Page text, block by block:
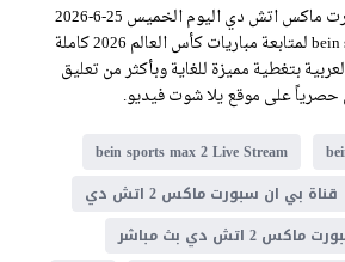
مشاهدة قناة بي ان سبورت ماكس اتش دي اليوم الخميس 25-6-2026
bein sports max 2 live stream لمتابعة مباريات كأس العالم 2026 كاملة
العربية بتغطية مميزة للغاية وبأكثر من تعليق
حصرياً على موقع يلا شوت فيديو.
bein sports max 2 Live Stream
قناة بي ان سبورت ماكس 2 اتش دي
2 اتش دي بث مباشر